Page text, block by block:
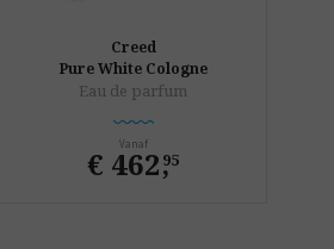
Creed
Pure White Cologne
Eau de parfum
Vanaf
€ 462,
95